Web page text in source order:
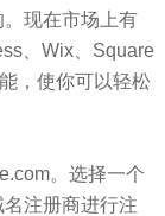
现在市场上有
、Wix、Square
，使你可以轻松
。选择一个
注册商进行注